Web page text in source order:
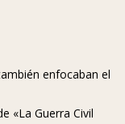
enfocaban el
«La Guerra Civil